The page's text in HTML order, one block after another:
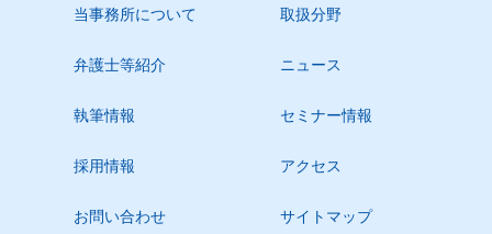
当事務所について 取扱分野
弁護士等紹介 ニュース
執筆情報 セミナー情報
採用情報 アクセス
お問い合わせ サイトマップ